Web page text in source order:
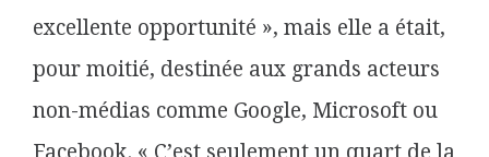
excellente opportunité », mais elle a était,
pour moitié, destinée aux grands acteurs
non-médias comme Google, Microsoft ou